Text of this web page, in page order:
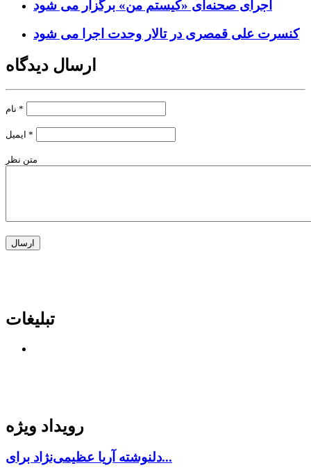
اجرای صحنه‌ای «کیستم من» برگزار می شود
کنسرت علی قمصری در تالار وحدت اجرا می شود
ارسال دیدگاه
*
*
متن نظر
تبلیغات
رویداد ویژه
دلنوشته آریا عظیمی‌نژاد برای...